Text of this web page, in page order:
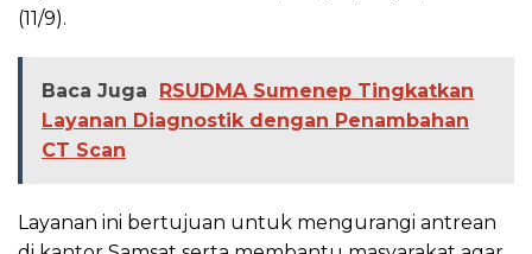
(11/9).
Baca Juga
RSUDMA Sumenep Tingkatkan
Layanan Diagnostik dengan Penambahan
CT Scan
Layanan ini bertujuan untuk mengurangi antrean